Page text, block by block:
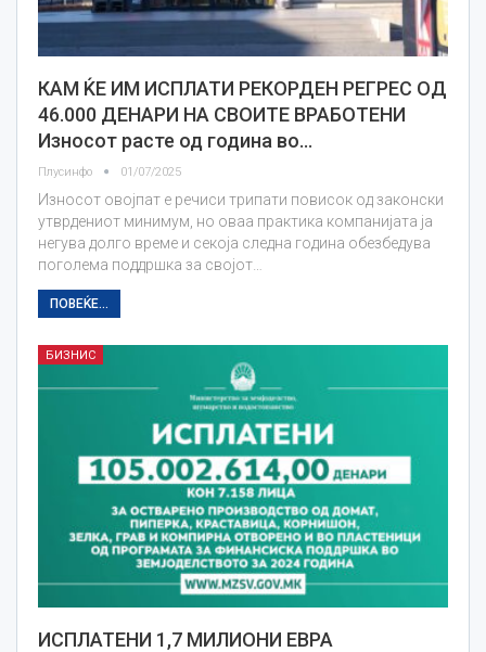
КАМ ЌЕ ИМ ИСПЛАТИ РЕКОРДЕН РЕГРЕС ОД
46.000 ДЕНАРИ НА СВОИТЕ ВРАБОТЕНИ
Износот расте од година во…
Плусинфо 01/07/2025
Износот овојпат е речиси трипати повисок од законски
утврдениот минимум, но оваа практика компанијата ја
негува долго време и секоја следна година обезбедува
поголема поддршка за својот…
ПОВЕЌЕ...
БИЗНИС
ИСПЛАТЕНИ 1,7 МИЛИОНИ ЕВРА